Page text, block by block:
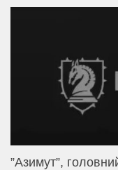
⁨”Азимут”,